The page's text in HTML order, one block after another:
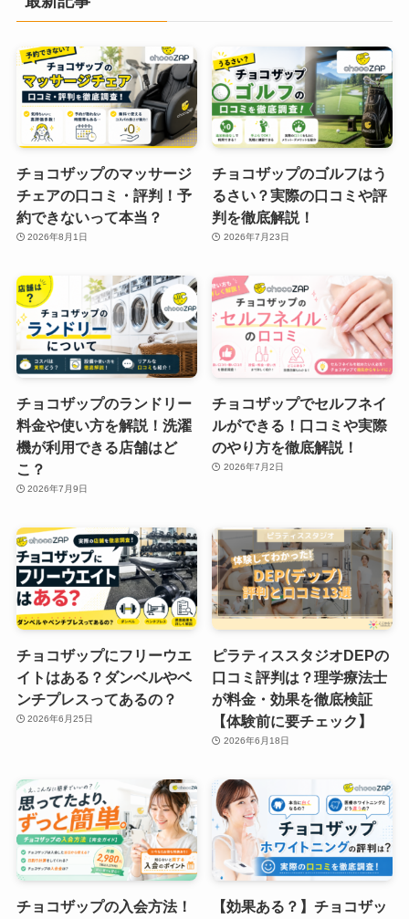
チョコザップのマッサージ
チェアの口コミ・評判！予
約できないって本当？
2026年8月1日
チョコザップのゴルフはう
るさい？実際の口コミや評
判を徹底解説！
2026年7月23日
チョコザップのランドリー
料金や使い方を解説！洗濯
機が利用できる店舗はど
こ？
2026年7月9日
チョコザップでセルフネイ
ルができる！口コミや実際
のやり方を徹底解説！
2026年7月2日
チョコザップにフリーウエ
イトはある？ダンベルやベ
ンチプレスってあるの？
2026年6月25日
ピラティススタジオDEPの
口コミ評判は？理学療法士
が料金・効果を徹底検証
【体験前に要チェック】
2026年6月18日
チョコザップの入会方法！
【効果ある？】チョコザッ